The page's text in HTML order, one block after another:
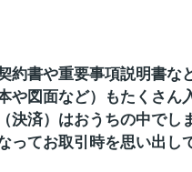
約書や重要事項説明書な
や図面など）もたくさん
決済）はおうちの中でし
ってお取引時を思い出し